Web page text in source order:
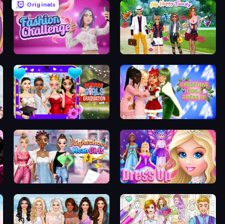
Originals
Superstar Family Dress Up
Mean Girls Graduation Day Christmas Girls Dress Up
Highschool Mean Girls 3 Princess Dress Up